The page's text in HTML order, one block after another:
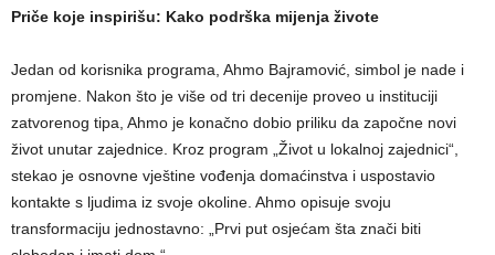
Priče koje inspirišu: Kako podrška mijenja živote
Jedan od korisnika programa, Ahmo Bajramović, simbol je nade i
promjene. Nakon što je više od tri decenije proveo u instituciji
zatvorenog tipa, Ahmo je konačno dobio priliku da započne novi
život unutar zajednice. Kroz program „Život u lokalnoj zajednici“,
stekao je osnovne vještine vođenja domaćinstva i uspostavio
kontakte s ljudima iz svoje okoline. Ahmo opisuje svoju
transformaciju jednostavno: „Prvi put osjećam šta znači biti